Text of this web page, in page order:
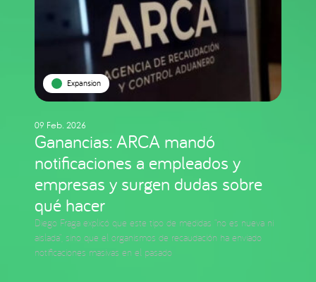
Expansion
09 Feb. 2026
Ganancias: ARCA mandó
notificaciones a empleados y
empresas y surgen dudas sobre
qué hacer
Diego Fraga explicó que este tipo de medidas “no es nueva ni
aislada”, sino que el organismos de recaudación ha enviado
notificaciones masivas en el pasado